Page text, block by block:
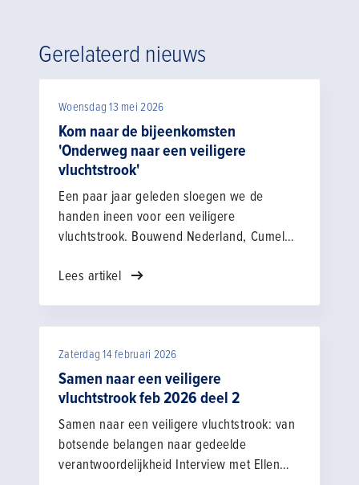
Gerelateerd nieuws
Woensdag 13 mei 2026
Kom naar de bijeenkomsten
'Onderweg naar een veiligere
vluchtstrook'
Een paar jaar geleden sloegen we de
handen ineen voor een veiligere
vluchtstrook. Bouwend Nederland, Cumela,
en Rijkswaterstaat gingen aan de slag om
nieuwe ontwikkelingen én opbrengsten te
melden die relevant zijn voor alle partijen
die werkzaamheden (laten) verrichten op en
langs de vluchtstrook. We praten je graag
bij over deze vorderingen.
Lees artikel
Zaterdag 14 februari 2026
Samen naar een veiligere
vluchtstrook feb 2026 deel 2
Samen naar een veiligere vluchtstrook: van
botsende belangen naar gedeelde
verantwoordelijkheid Interview met Ellen